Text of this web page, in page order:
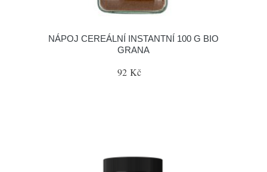
NÁPOJ CEREÁLNÍ INSTANTNÍ 100 G BIO
GRANA
92 Kč